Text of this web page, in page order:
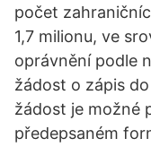
počet
1,7 milionu, ve
oprávnění podle
žádost o zápis
žádost je možné
předepsaném